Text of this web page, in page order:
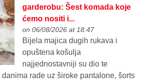
garderobu: Šest komada koje
ćemo nositi i...
on 06/08/2026 at 18:47
Bijela majica dugih rukava i
opuštena košulja
najjednostavniji su dio te
rade uz široke pantalone, šorts